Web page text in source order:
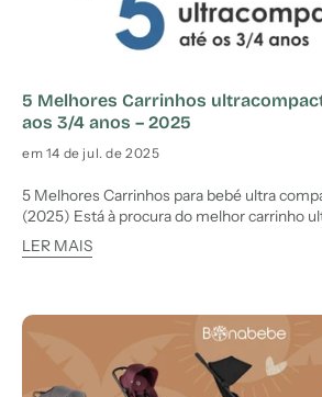
5 Melhores Carrinhos ultracompactos para Bebé até
aos 3/4 anos – 2025
em 14 de jul. de 2025
5 Melhores Carrinhos para bebé ultra
(2025) Está à procura do melhor carrinho
acompanhar o crescimento do seu bebé até
2025, a escolha tornou-se mais fácil graças
LER MAIS